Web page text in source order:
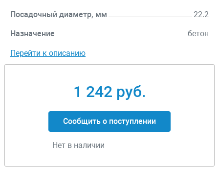
Посадочный диаметр, мм 22.2
Назначение бетон
Перейти к описанию
1 242 руб.
Сообщить о поступлении
Нет в наличии